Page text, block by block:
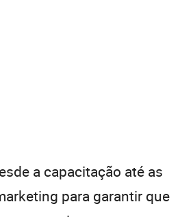
a capacitação até as
para garantir que